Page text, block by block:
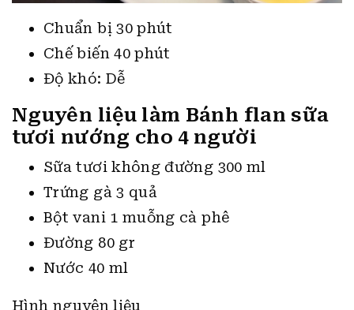
Chuẩn bị 30 phút
Chế biến 40 phút
Độ khó: Dễ
Nguyên liệu làm Bánh flan sữa
tươi nướng cho 4 người
Sữa tươi không đường 300 ml
Trứng gà 3 quả
Bột vani 1 muỗng cà phê
Đường 80 gr
Nước 40 ml
Hình nguyên liệu